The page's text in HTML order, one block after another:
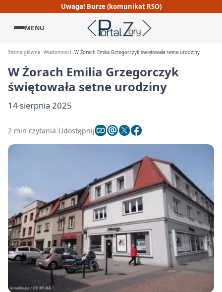
Uwaga! Burze (komunikat RSO)
MENU
Strona główna Wiadomości W Żorach Emilia Grzegorczyk świętowała setne urodziny
W Żorach Emilia Grzegorczyk
świętowała setne urodziny
14 sierpnia 2025
2 min czytania Udostępnij